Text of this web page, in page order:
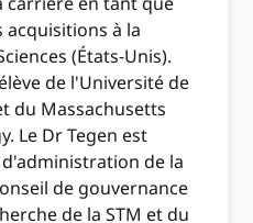
acquisitions à la
(États-Unis).
de l'Université de
du Massachusetts
Le Dr Tegen est
de la
de gouvernance
de la STM et du